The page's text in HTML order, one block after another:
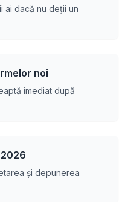
ai dacă nu deții un
noi
imediat după
și depunerea